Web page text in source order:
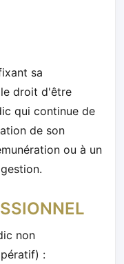
sa
droit d'être
qui continue de
de son
ou à un
non
: